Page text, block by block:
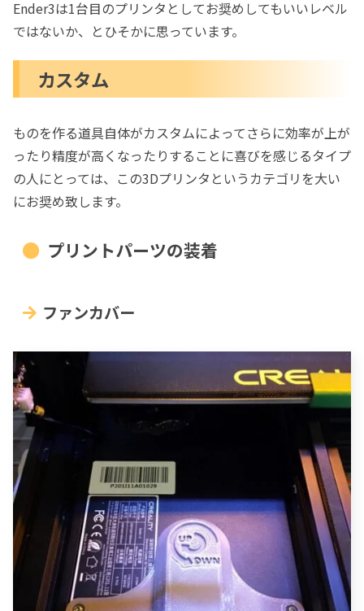
Ender3は1台目のプリンタとしてお奨めしてもいいレベル
ではないか、とひそかに思っています。
カスタム
ものを作る道具自体がカスタムによってさらに効率が上が
ったり精度が高くなったりすることに喜びを感じるタイプ
の人にとっては、この3Dプリンタというカテゴリを大い
にお奨め致します。
プリントパーツの装着
ファンカバー